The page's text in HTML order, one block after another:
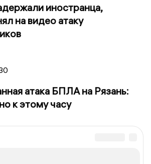
иностранца,
на видео атаку
атака БПЛА на Рязань:
к этому часу